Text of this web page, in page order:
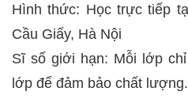
Hình thức: Học trực tiếp
Cầu Giấy, Hà Nội
Sĩ số giới hạn: Mỗi lớp
lớp để đảm bảo chất lượng.